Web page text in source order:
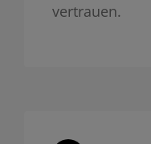
vertrauen.